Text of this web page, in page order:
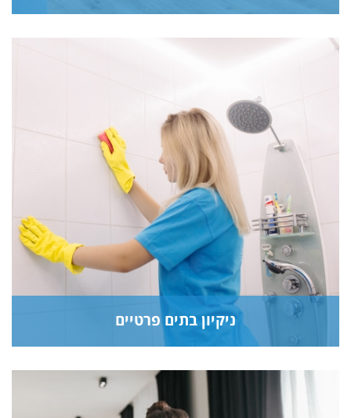
ניקיון בתים פרטיים